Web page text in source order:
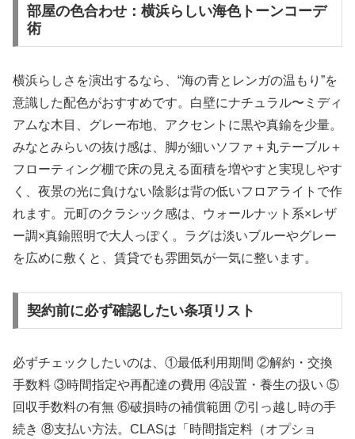
部屋の色合わせ：横浜らしい海色トーンコーデ
術
横浜らしさを演出するなら、“海の青とレンガの温もり”を
意識した配色がおすすめです。白壁にナチュラル〜ミディ
アムな木目、グレー布地、アクセントに黒や真鍮を少量。
みなとみらいの抜け感は、脚が細いソファ＋丸テーブル＋
フローティング棚で床の見える面積を増やすと実現しやす
く、夜景の光に負けない陰影は背の低いフロアライトで作
れます。元町のクラシック感は、ウォールナット系×レザ
ー調×真鍮照明で大人っぽく。ラグは淡いブルーやグレー
を広めに敷くと、賃貸でも雰囲気が一気に整います。
契約前に必ず確認したい条項リスト
必ずチェックしたいのは、①最低利用期間 ②解約・交換
手数料 ③時間指定や再配達の費用 ④設置・養生の扱い ⑤
回収手数料の有無 ⑥破損時の補償範囲 ⑦引っ越し時の手
続き ⑧支払い方法。CLASは「時間指定料（オプショ